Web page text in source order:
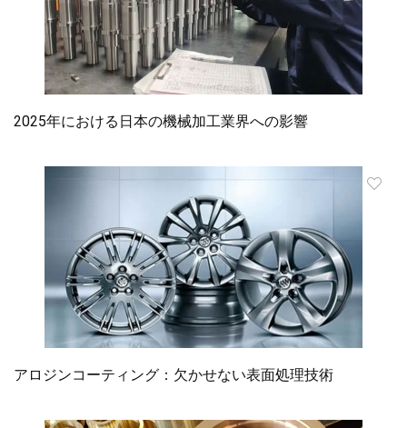
2025年における日本の機械加工業界への影響
アロジンコーティング：欠かせない表面処理技術